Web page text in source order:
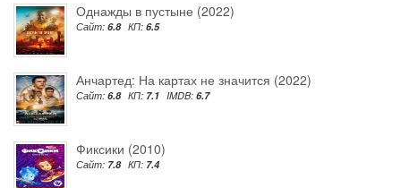
Однажды в пустыне (2022)
Сайт: 6.8 КП: 6.5
Анчартед: На картах не значится (2022)
Сайт: 6.8 КП: 7.1 IMDB: 6.7
Фиксики (2010)
Сайт: 7.8 КП: 7.4